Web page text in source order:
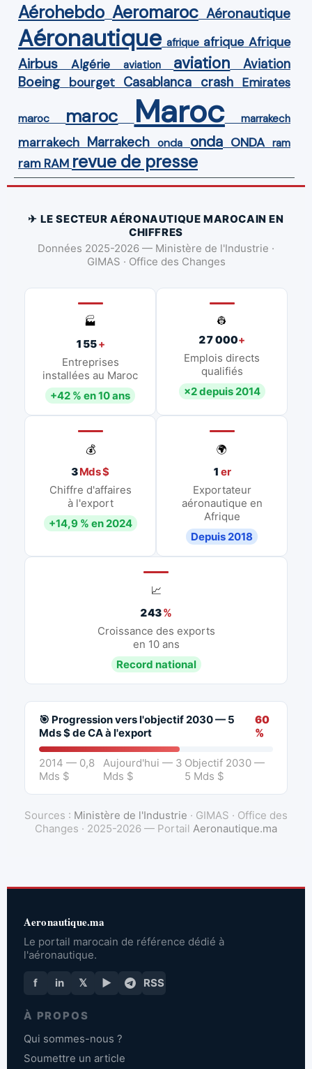
Aérohebdo Aeromaroc Aéronautique
Aéronautique afrique afrique Afrique
Airbus Algérie aviation aviation Aviation
Boeing bourget Casablanca crash Emirates
maroc maroc Maroc marrakech
marrakech Marrakech onda onda ONDA ram
ram RAM revue de presse
✈ LE SECTEUR AÉRONAUTIQUE MAROCAIN EN
CHIFFRES
Données 2025-2026 — Ministère de l'Industrie ·
GIMAS · Office des Changes
🏭
155+
Entreprises
installées au Maroc
+42 % en 10 ans
👷
27 000+
Emplois directs
qualifiés
×2 depuis 2014
💰
3Mds $
Chiffre d'affaires
à l'export
+14,9 % en 2024
🌍
1 er
Exportateur
aéronautique en
Afrique
Depuis 2018
📈
243%
Croissance des exports
en 10 ans
Record national
🎯 Progression vers l'objectif 2030 — 5
Mds $ de CA à l'export
60
%
2014 — 0,8
Mds $
Aujourd'hui — 3
Mds $
Objectif 2030 —
5 Mds $
Sources : Ministère de l'Industrie · GIMAS · Office des
Changes · 2025-2026 — Portail Aeronautique.ma
Aeronautique.ma
Le portail marocain de référence dédié à
l'aéronautique.
f in 𝕏 ▶ RSS
À PROPOS
Qui sommes-nous ?
Soumettre un article